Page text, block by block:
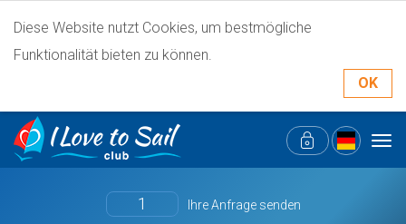
Diese Website nutzt Cookies, um bestmögliche
Funktionalität bieten zu können.
OK
1 Ihre Anfrage senden